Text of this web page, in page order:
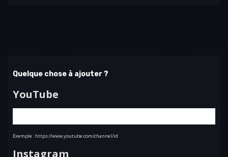
Quelque chose à ajouter ?
YouTube
Exemple : https://www.youtube.com/channel/id
Instagram